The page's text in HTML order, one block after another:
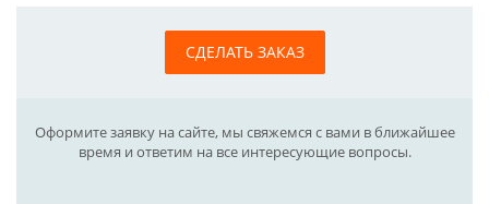
СДЕЛАТЬ ЗАКАЗ
Оформите заявку на сайте, мы свяжемся с вами в ближайшее
время и ответим на все интересующие вопросы.